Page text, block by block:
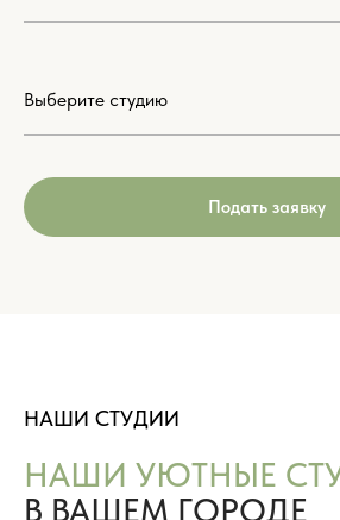
Подать заявку
НАШИ СТУДИИ
НАШИ УЮТНЫЕ
В ВАШЕМ ГОРОДЕ